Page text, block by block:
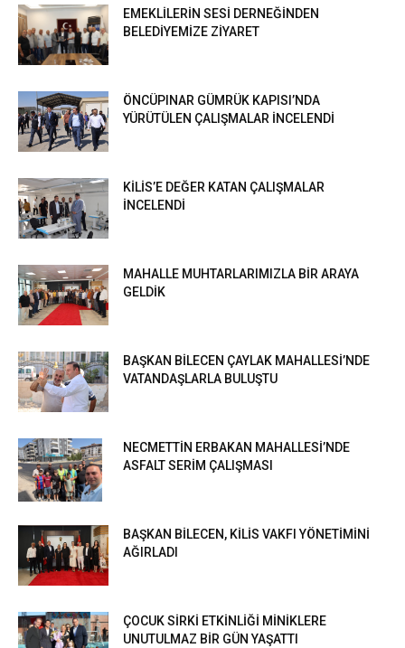
EMEKLİLERİN SESİ DERNEĞİNDEN
BELEDİYEMİZE ZİYARET
ÖNCÜPINAR GÜMRÜK KAPISI’NDA
YÜRÜTÜLEN ÇALIŞMALAR İNCELENDİ
KİLİS’E DEĞER KATAN ÇALIŞMALAR
İNCELENDİ
MAHALLE MUHTARLARIMIZLA BİR ARAYA
GELDİK
BAŞKAN BİLECEN ÇAYLAK MAHALLESİ’NDE
VATANDAŞLARLA BULUŞTU
NECMETTİN ERBAKAN MAHALLESİ’NDE
ASFALT SERİM ÇALIŞMASI
BAŞKAN BİLECEN, KİLİS VAKFI YÖNETİMİNİ
AĞIRLADI
ÇOCUK SİRKİ ETKİNLİĞİ MİNİKLERE
UNUTULMAZ BİR GÜN YAŞATTI